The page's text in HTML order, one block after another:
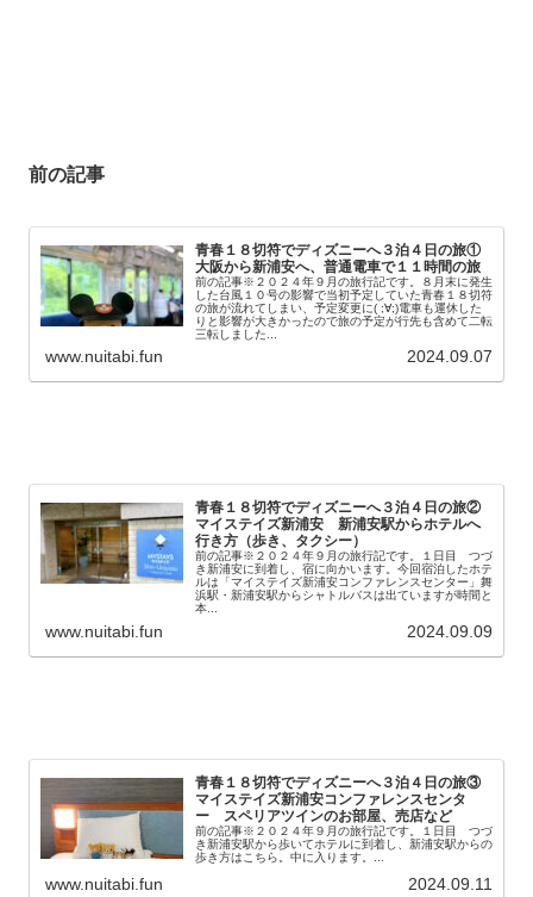
前の記事
青春１８切符でディズニーへ３泊４日の旅①
大阪から新浦安へ、普通電車で１１時間の旅
前の記事※２０２４年９月の旅行記です。８月末に発生
した台風１０号の影響で当初予定していた青春１８切符
の旅が流れてしまい、予定変更に( ;∀;)電車も運休した
りと影響が大きかったので旅の予定が行先も含めて二転
三転しました...
www.nuitabi.fun 2024.09.07
青春１８切符でディズニーへ３泊４日の旅②
マイステイズ新浦安 新浦安駅からホテルへ
行き方（歩き、タクシー）
前の記事※２０２４年９月の旅行記です。１日目 つづ
き新浦安に到着し、宿に向かいます。今回宿泊したホテ
ルは「マイステイズ新浦安コンファレンスセンター」舞
浜駅・新浦安駅からシャトルバスは出ていますが時間と
本...
www.nuitabi.fun 2024.09.09
青春１８切符でディズニーへ３泊４日の旅③
マイステイズ新浦安コンファレンスセンタ
ー スペリアツインのお部屋、売店など
前の記事※２０２４年９月の旅行記です。１日目 つづ
き新浦安駅から歩いてホテルに到着し、新浦安駅からの
歩き方はこちら。中に入ります。...
www.nuitabi.fun 2024.09.11